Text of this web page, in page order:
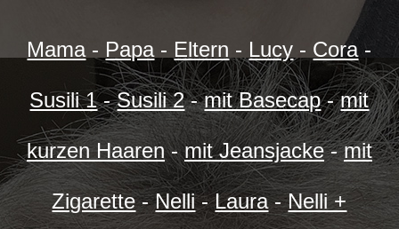
Mama- Papa- Eltern - Lucy - Cora-
Susili 1-Susili 2-mit Basecap-mit
kurzen Haaren-mit Jeansjacke-mit
Zigarette-Nelli-Laura-Nelli +